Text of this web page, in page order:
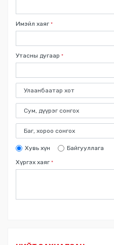
Имэйл хаяг *
Утасны дугаар *
Хувь хүн
Байгууллага
Хүргэх хаяг *